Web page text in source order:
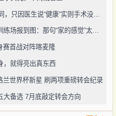
奥拉迪波自曝：曾拒8000万合同，只因医生说“健康”实则手术没做好
新篇章启幕！开拓者晒莫兰特训练场报到图：那句“家的感觉”太戳人
赛首战对阵喀麦隆
，就得亮出真东西
兰世界杯新星 刷两项重磅转会纪录
大备选 7月底敲定转会方向